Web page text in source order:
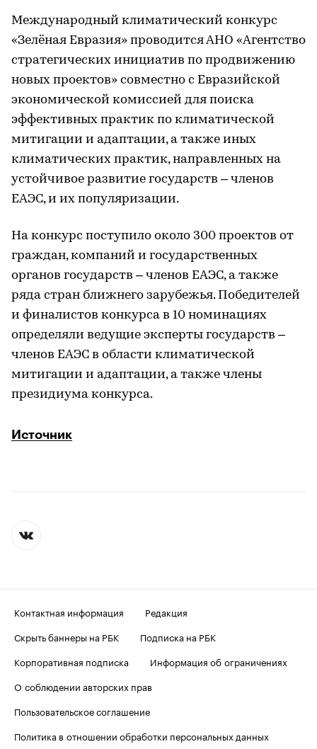
Международный климатический конкурс
«Зелёная Евразия» проводится АНО «Агентство
стратегических инициатив по продвижению
новых проектов» совместно с Евразийской
экономической комиссией для поиска
эффективных практик по климатической
митигации и адаптации, а также иных
климатических практик, направленных на
устойчивое развитие государств – членов
ЕАЭС, и их популяризации.
На конкурс поступило около 300 проектов от
граждан, компаний и государственных
органов государств – членов ЕАЭС, а также
ряда стран ближнего зарубежья. Победителей
и финалистов конкурса в 10 номинациях
определяли ведущие эксперты государств –
членов ЕАЭС в области климатической
митигации и адаптации, а также члены
президиума конкурса.
Источник
Контактная информация
Редакция
Скрыть баннеры на РБК
Подписка на РБК
Корпоративная подписка
Информация об ограничениях
О соблюдении авторских прав
Пользовательское соглашение
Политика в отношении обработки персональных данных